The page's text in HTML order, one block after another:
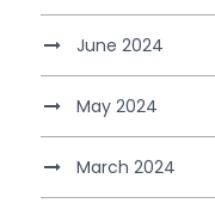
June 2024
May 2024
March 2024